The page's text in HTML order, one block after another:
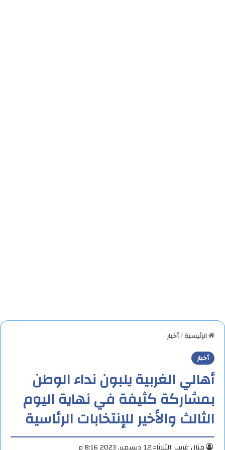
الرئيسية/أخبار
أخبار
أهالي الغربية يلبون نداء الوطن
بمشاركة كثيفة في نهاية اليوم
الثالث والأخير للإنتخابات الرئاسية